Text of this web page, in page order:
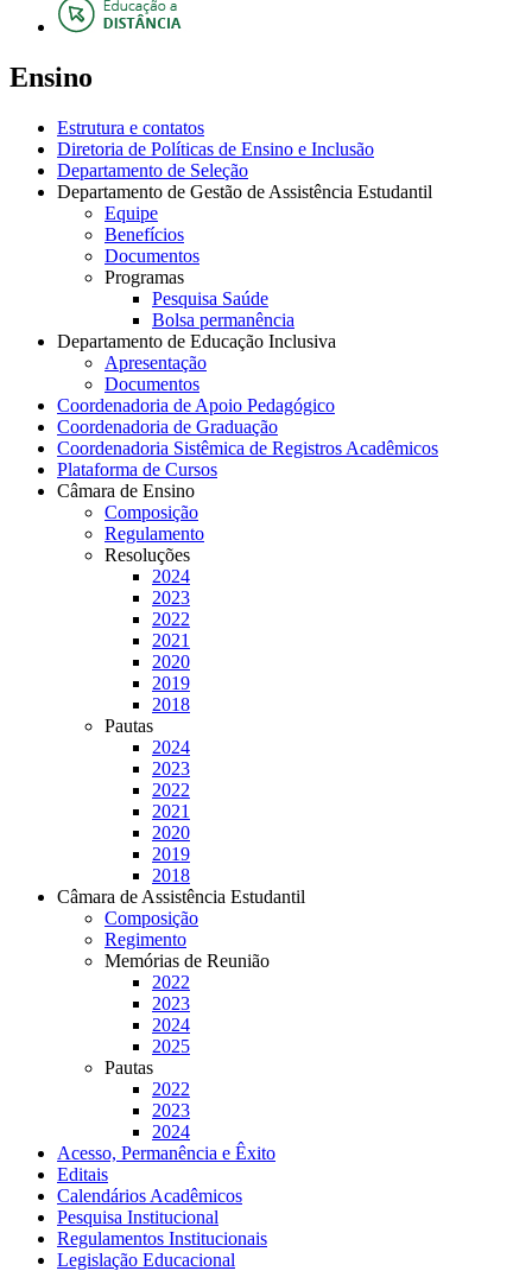
Ensino
Estrutura e contatos
Diretoria de Políticas de Ensino e Inclusão
Departamento de Seleção
Departamento de Gestão de Assistência Estudantil
Equipe
Benefícios
Documentos
Programas
Pesquisa Saúde
Bolsa permanência
Departamento de Educação Inclusiva
Apresentação
Documentos
Coordenadoria de Apoio Pedagógico
Coordenadoria de Graduação
Coordenadoria Sistêmica de Registros Acadêmicos
Plataforma de Cursos
Câmara de Ensino
Composição
Regulamento
Resoluções
2024
2023
2022
2021
2020
2019
2018
Pautas
2024
2023
2022
2021
2020
2019
2018
Câmara de Assistência Estudantil
Composição
Regimento
Memórias de Reunião
2022
2023
2024
2025
Pautas
2022
2023
2024
Acesso, Permanência e Êxito
Editais
Calendários Acadêmicos
Pesquisa Institucional
Regulamentos Institucionais
Legislação Educacional